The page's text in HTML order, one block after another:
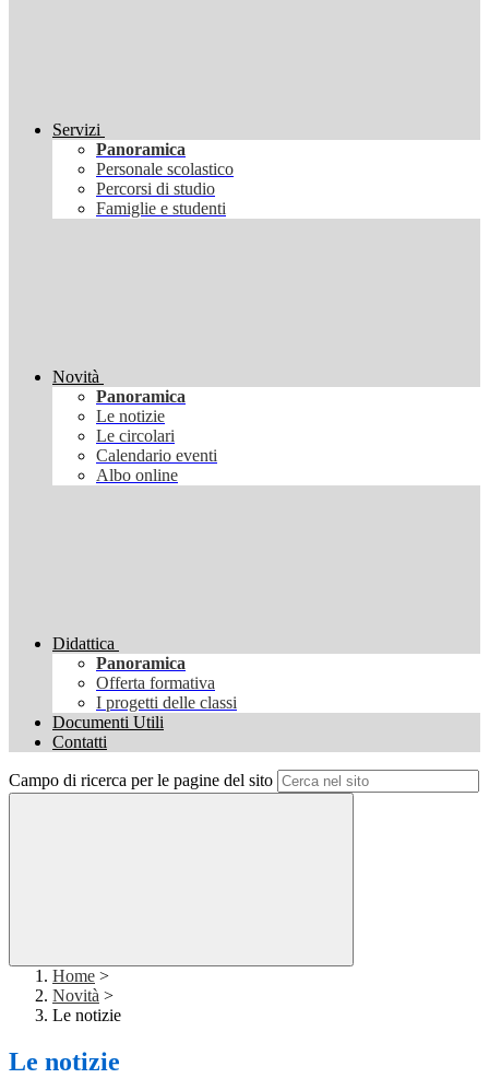
Servizi
Panoramica
Personale scolastico
Percorsi di studio
Famiglie e studenti
Novità
Panoramica
Le notizie
Le circolari
Calendario eventi
Albo online
Didattica
Panoramica
Offerta formativa
I progetti delle classi
Documenti Utili
Contatti
Campo di ricerca per le pagine del sito
Home >
Novità >
Le notizie
Le notizie